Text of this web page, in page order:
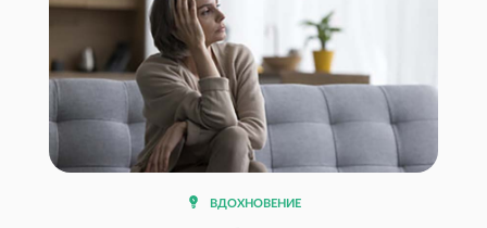
ВДОХНОВЕНИЕ